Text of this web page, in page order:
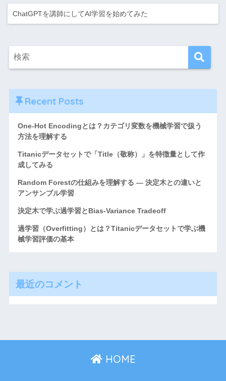
ChatGPTを講師にしてAI学習を始めてみた
Recent Posts
One-Hot Encodingとは？カテゴリ変数を機械学習で扱う
方法を理解する
Titanicデータセットで「Title（敬称）」を特徴量として作
成してみる
Random Forestの仕組みを理解する ― 決定木との違いと
アンサンブル学習
決定木で学ぶ過学習とBias-Variance Tradeoff
過学習（Overfitting）とは？Titanicデータセットで学ぶ機
械学習評価の基本
最近のコメント
HOME